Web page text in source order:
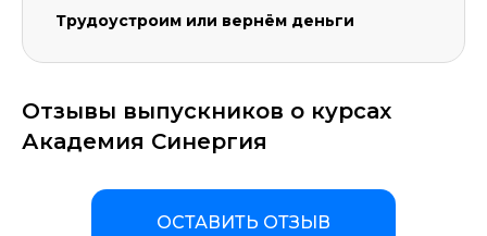
Трудоустроим или вернём деньги
Отзывы выпускников о курсах
Академия Синергия
ОСТАВИТЬ ОТЗЫВ